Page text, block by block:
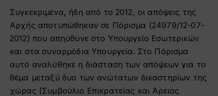
Συγκεκριμένα, ήδη από το 2012, οι απόψεις της
Αρχής αποτυπώθηκαν σε Πόρισμα (24979/12-07-
2012) που απηύθυνε στο Υπουργείο Εσωτερικών
και στα συναρμόδια Υπουργεία. Στο Πόρισμα
αυτό αναλύθηκε η διάσταση των απόψεων για το
θέμα μεταξύ δυο των ανώτατων δικαστηρίων της
χώρας (Συμβούλιο Επικρατείας και Άρειος